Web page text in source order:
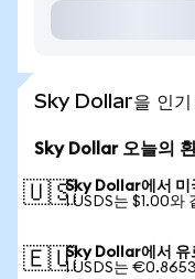
Sky Dollar을 인기
Sky Dollar 오늘의
🇺🇸Sky Dollar에서 미
1 USDS는 $1.00와
🇪🇺Sky Dollar에서 유
1 USDS는